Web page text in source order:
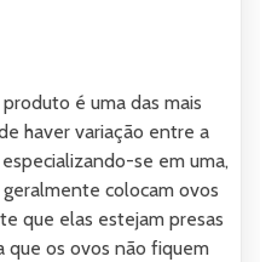
é uma das mais
haver variação entre a
se em uma,
colocam ovos
que elas estejam presas
que os ovos não fiquem